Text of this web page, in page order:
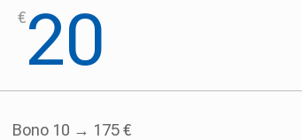
€20
Bono 10 → 175 €